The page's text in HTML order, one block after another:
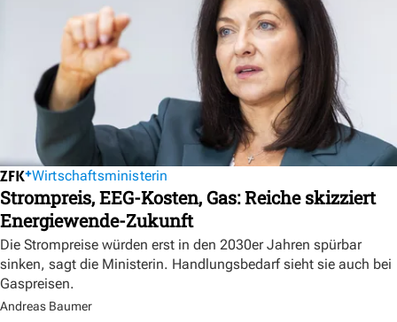
Wirtschaftsministerin
Strompreis, EEG-Kosten, Gas: Reiche skizziert
Energiewende-Zukunft
Die Strompreise würden erst in den 2030er Jahren spürbar
sinken, sagt die Ministerin. Handlungsbedarf sieht sie auch bei
Gaspreisen.
Andreas Baumer